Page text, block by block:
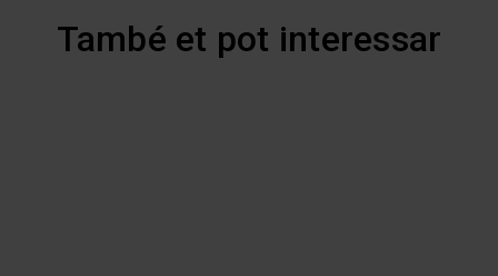
També et pot interessar